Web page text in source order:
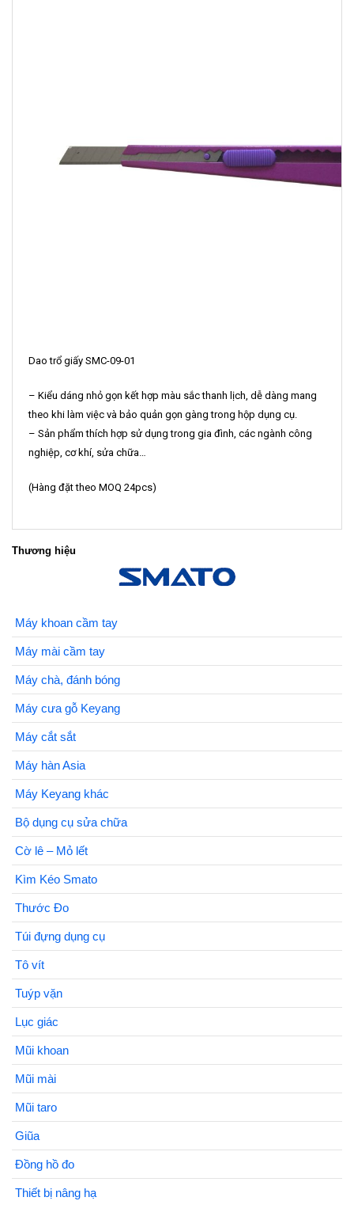
Dao trổ giấy SMC-09-01
– Kiểu dáng nhỏ gọn kết hợp màu sắc thanh lịch, dễ dàng mang
theo khi làm việc và bảo quản gọn gàng trong hộp dụng cụ.
– Sản phẩm thích hợp sử dụng trong gia đình, các ngành công
nghiệp, cơ khí, sửa chữa…
(Hàng đặt theo MOQ 24pcs)
Thương hiệu
Máy khoan cầm tay
Máy mài cầm tay
Máy chà, đánh bóng
Máy cưa gỗ Keyang
Máy cắt sắt
Máy hàn Asia
Máy Keyang khác
Bộ dụng cụ sửa chữa
Cờ lê – Mỏ lết
Kìm Kéo Smato
Thước Đo
Túi đựng dụng cụ
Tô vít
Tuýp vặn
Lục giác
Mũi khoan
Mũi mài
Mũi taro
Giũa
Đồng hồ đo
Thiết bị nâng hạ